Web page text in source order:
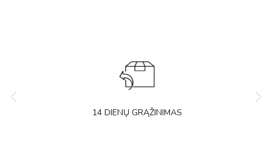
14 DIENŲ GRĄŽINIMAS